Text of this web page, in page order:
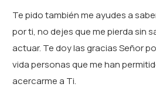
Te pido también me ayudes a
por ti, no dejes que me pierda sin
actuar. Te doy las gracias Señor
vida personas que me han
acercarme a Ti.